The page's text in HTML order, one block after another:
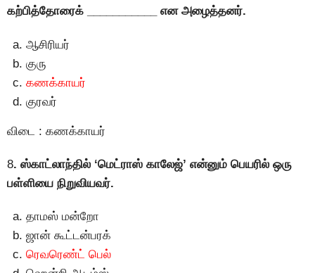
கற்பித்தோரைக் ___________ என அழைத்தனர்.
ஆசிரியர்
குரு
கணக்காயர்
குரவர்
விடை : கணக்காயர்
8. ஸ்காட்லாந்தில் ‘மெட்ராஸ் காலேஜ்’ என்னும் பெயரில் ஒரு
பள்ளியை நிறுவியவர்.
தாமஸ் மன்றோ
ஜான் கூட்டன்பரக்
ரெவரெண்ட் பெல்